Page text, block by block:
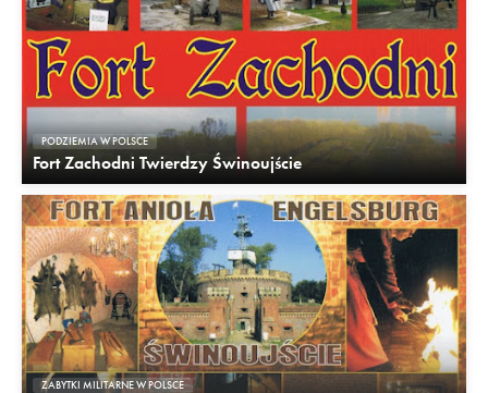
PODZIEMIA W POLSCE
Fort Zachodni Twierdzy Świnoujście
ZABYTKI MILITARNE W POLSCE